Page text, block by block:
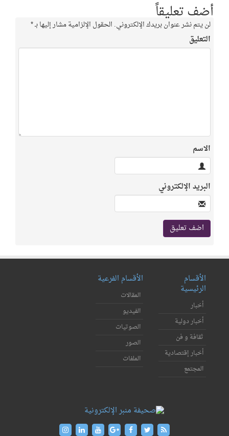
أضف تعليقاً
لن يتم نشر عنوان بريدك الإلكتروني. الحقول الإلزامية مشار إليها بـ*
التعليق
الاسم
البريد الإلكتروني
الأقسام
الرئيسية
أخبار
أخبار دولية
ثقافة و فن
أخبار إقتصادية
المجتمع
الأقسام الفرعية
المقالات
الفيديو
الصوتيات
الصور
الملفات